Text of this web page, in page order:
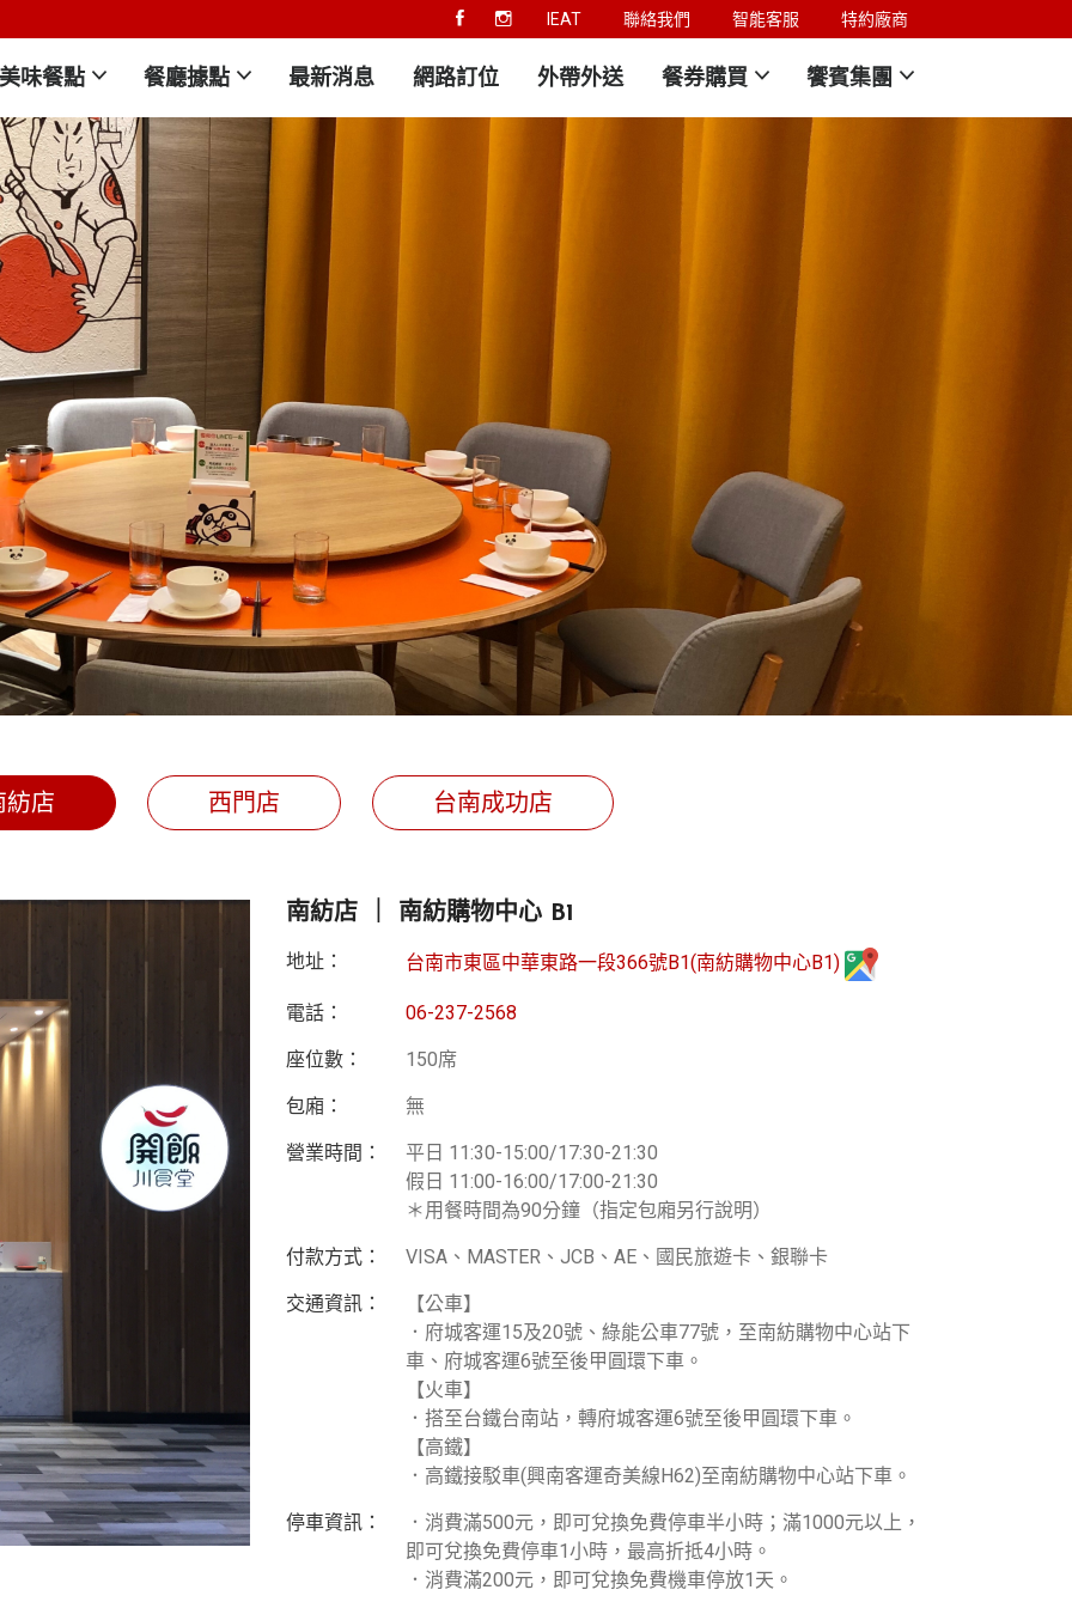
IEAT 聯絡我們 智能客服 特約廠商
美味餐點 餐廳據點 最新消息 網路訂位 外帶外送 餐券購買 饗賓集團
紡店 西門店 台南成功店
南紡店 ｜ 南紡購物中心 B1
地址： 台南市東區中華東路一段366號B1(南紡購物中心B1)
電話： 06-237-2568
座位數： 150席
包廂： 無
營業時間：
平日 11:30-15:00/17:30-21:30
假日 11:00-16:00/17:00-21:30
＊用餐時間為90分鐘（指定包廂另行說明）
付款方式： VISA、MASTER、JCB、AE、國民旅遊卡、銀聯卡
交通資訊：
【公車】
．府城客運15及20號、綠能公車77號，至南紡購物中心站下
車、府城客運6號至後甲圓環下車。
【火車】
．搭至台鐵台南站，轉府城客運6號至後甲圓環下車。
【高鐵】
．高鐵接駁車(興南客運奇美線H62)至南紡購物中心站下車。
停車資訊：
．消費滿500元，即可兌換免費停車半小時；滿1000元以上，
即可兌換免費停車1小時，最高折抵4小時。
．消費滿200元，即可兌換免費機車停放1天。